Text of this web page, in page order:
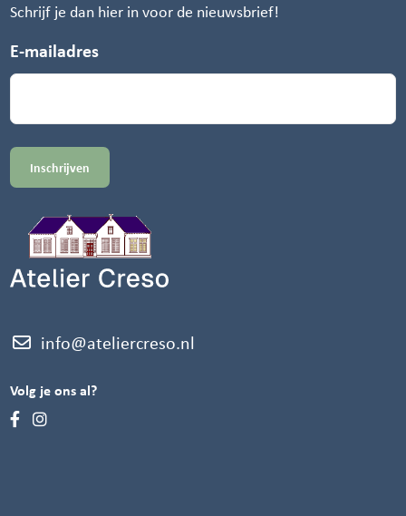
Schrijf je dan hier in voor de nieuwsbrief!
E-mailadres
info@ateliercreso.nl
Volg je ons al?